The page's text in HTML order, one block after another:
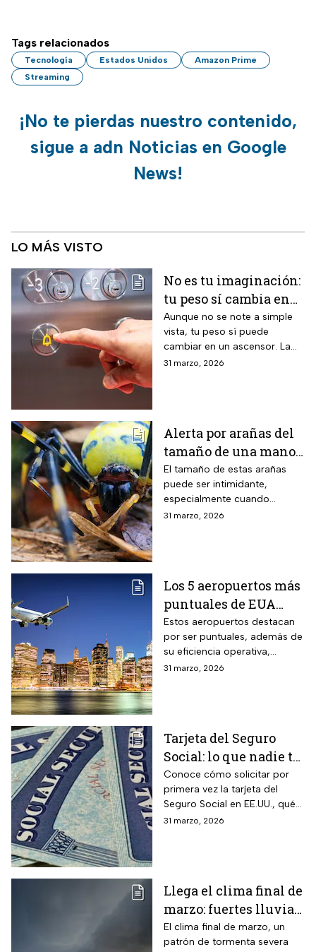
Tags relacionados
Tecnología Estados Unidos
Amazon Prime
Streaming
¡No te pierdas nuestro contenido,
sigue a adn Noticias en Google
News!
LO MÁS VISTO
No es tu imaginación:
tu peso sí cambia en
un ascensor y la
ciencia lo explica
Aunque no se note a simple
vista, tu peso sí puede
cambiar en un ascensor. La
ciencia explica por qué ocurre
31 marzo, 2026
Alerta por arañas del
tamaño de una mano
que invaden EUA
El tamaño de estas arañas
puede ser intimidante,
especialmente cuando
aparecen cerca de viviendas,
31 marzo, 2026
Los 5 aeropuertos más
puntuales de EUA
para viajar en Semana
Santa
Estos aeropuertos destacan
por ser puntuales, además de
su eficiencia operativa,
gestión del flujo de pasajeros
31 marzo, 2026
Tarjeta del Seguro
Social: lo que nadie te
cuenta sobre cómo
obtenerla o
reemplazarla
Conoce cómo solicitar por
primera vez la tarjeta del
Seguro Social en EE.UU., qué
hacer para reemplazarla y
31 marzo, 2026
Llega el clima final de
marzo: fuertes lluvias
y riesgo de
inundaciones en EUA
El clima final de marzo, un
patrón de tormenta severa